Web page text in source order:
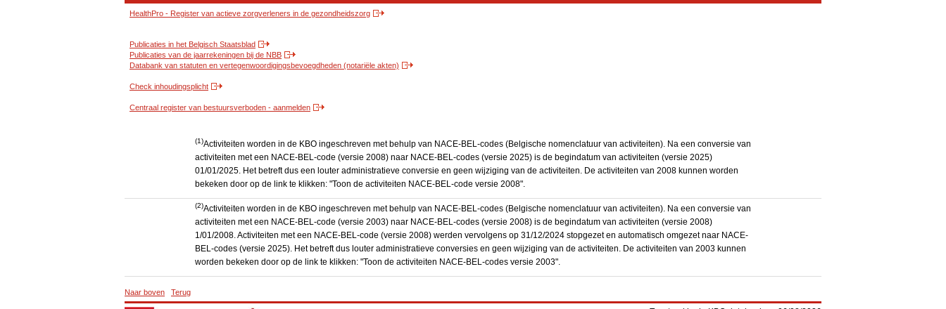
HealthPro - Register van actieve zorgverleners in de gezondheidszorg
Publicaties in het Belgisch Staatsblad
Publicaties van de jaarrekeningen bij de NBB
Databank van statuten en vertegenwoordigingsbevoegdheden (notariële akten)
Check inhoudingsplicht
Centraal register van bestuursverboden - aanmelden
(1)Activiteiten worden in de KBO ingeschreven met behulp van NACE-BEL-codes (Belgische nomenclatuur van activiteiten). Na een conversie van
activiteiten met een NACE-BEL-code (versie 2008) naar NACE-BEL-codes (versie 2025) is de begindatum van activiteiten (versie 2025)
01/01/2025. Het betreft dus een louter administratieve conversie en geen wijziging van de activiteiten. De activiteiten van 2008 kunnen worden
bekeken door op de link te klikken: "Toon de activiteiten NACE-BEL-code versie 2008".
(2)Activiteiten worden in de KBO ingeschreven met behulp van NACE-BEL-codes (Belgische nomenclatuur van activiteiten). Na een conversie van
activiteiten met een NACE-BEL-code (versie 2003) naar NACE-BEL-codes (versie 2008) is de begindatum van activiteiten (versie 2008)
1/01/2008. Activiteiten met een NACE-BEL-code (versie 2008) werden vervolgens op 31/12/2024 stopgezet en automatisch omgezet naar NACE-
BEL-codes (versie 2025). Het betreft dus louter administratieve conversies en geen wijziging van de activiteiten. De activiteiten van 2003 kunnen
worden bekeken door op de link te klikken: "Toon de activiteiten NACE-BEL-codes versie 2003".
Naar boven Terug